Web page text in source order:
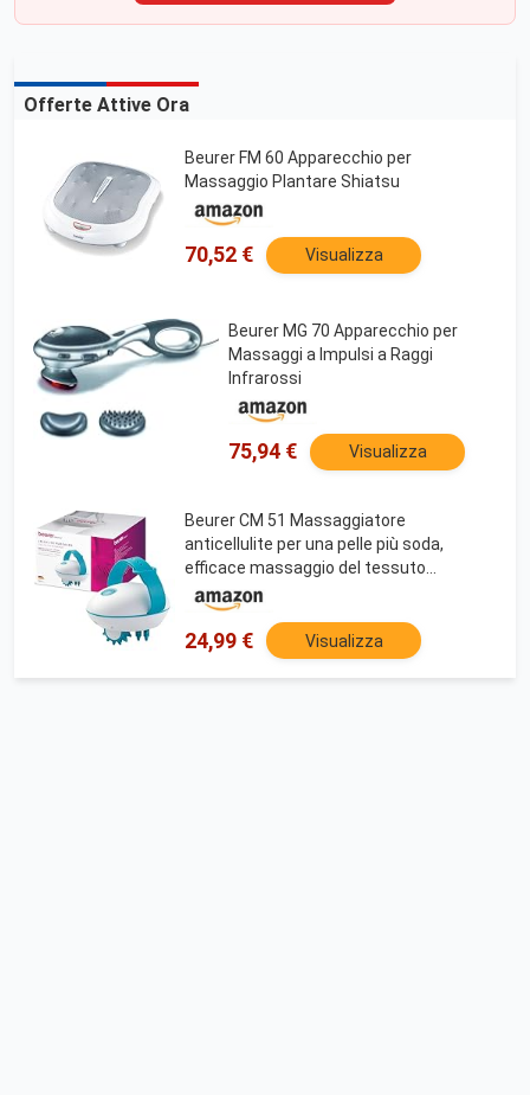
Offerte Attive Ora
Beurer FM 60 Apparecchio per
Massaggio Plantare Shiatsu
70,52 € Visualizza
Beurer MG 70 Apparecchio per
Massaggi a Impulsi a Raggi
Infrarossi
75,94 € Visualizza
Beurer CM 51 Massaggiatore
anticellulite per una pelle più soda,
efficace massaggio del tessuto
connettivo, rullo massaggiante elettrico
con 2 livelli di intensità e impugnatura
regolabile
24,99 € Visualizza